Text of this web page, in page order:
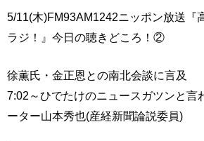
5/11(木)FM93AM1242ニッポン放送『
ラジ！』今日の聴きどころ！②
徐薫氏・金正恩との南北会談に言及
7:02～ひでたけのニュースガツンと言
ーター山本秀也(産経新聞論説委員)